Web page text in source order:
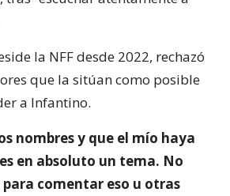
la NFF desde 2022, rechazó
que la sitúan como posible
a Infantino.
nombres y que el mío haya
en absoluto un tema. No
comentar eso u otras